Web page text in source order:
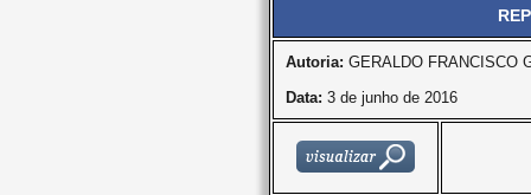
Autoria: GERALDO FRANCISCO
Data: 3 de junho de 2016